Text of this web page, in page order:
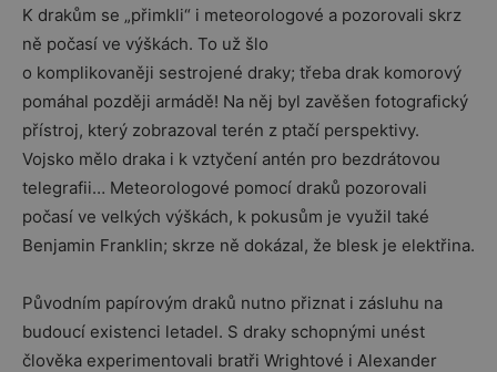
K drakům se „přimkli“ i meteorologové a pozorovali skrz
ně počasí ve výškách. To už šlo
o komplikovaněji sestrojené draky; třeba drak komorový
pomáhal později armádě! Na něj byl zavěšen fotografický
přístroj, který zobrazoval terén z ptačí perspektivy.
Vojsko mělo draka i k vztyčení antén pro bezdrátovou
telegrafii… Meteorologové pomocí draků pozorovali
počasí ve velkých výškách, k pokusům je využil také
Benjamin Franklin; skrze ně dokázal, že blesk je elektřina.
Původním papírovým draků nutno přiznat i zásluhu na
budoucí existenci letadel. S draky schopnými unést
člověka experimentovali bratři Wrightové i Alexander